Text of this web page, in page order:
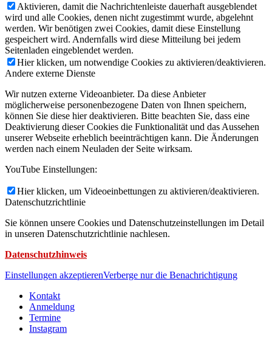
Aktivieren, damit die Nachrichtenleiste dauerhaft ausgeblendet
wird und alle Cookies, denen nicht zugestimmt wurde, abgelehnt
werden. Wir benötigen zwei Cookies, damit diese Einstellung
gespeichert wird. Andernfalls wird diese Mitteilung bei jedem
Seitenladen eingeblendet werden.
Hier klicken, um notwendige Cookies zu aktivieren/deaktivieren.
Andere externe Dienste
Wir nutzen externe Videoanbieter. Da diese Anbieter
möglicherweise personenbezogene Daten von Ihnen speichern,
können Sie diese hier deaktivieren. Bitte beachten Sie, dass eine
Deaktivierung dieser Cookies die Funktionalität und das Aussehen
unserer Webseite erheblich beeinträchtigen kann. Die Änderungen
werden nach einem Neuladen der Seite wirksam.
YouTube Einstellungen:
Hier klicken, um Videoeinbettungen zu aktivieren/deaktivieren.
Datenschutzrichtlinie
Sie können unsere Cookies und Datenschutzeinstellungen im Detail
in unseren Datenschutzrichtlinie nachlesen.
Datenschutzhinweis
Einstellungen akzeptierenVerberge nur die Benachrichtigung
Kontakt
Anmeldung
Termine
Instagram